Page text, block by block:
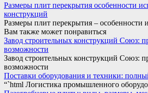
Размеры плит перекрытия особенности
конструкций
Размеры плит перекрытия – особенности
Вам также может понравиться
Завод строительных конструкций Союз:
возможности
Завод строительных конструкций Союз:
возможности
Поставки оборудования и техники:
“`html Логистика промышленного